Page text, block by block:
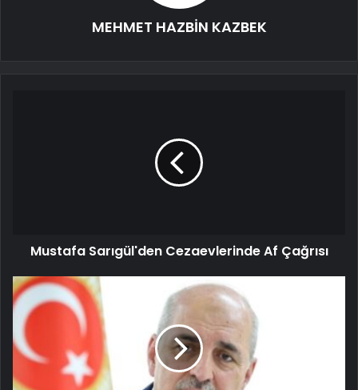
MEHMET HAZBİN KAZBEK
Mustafa Sarıgül'den Cezaevlerinde Af Çağrısı